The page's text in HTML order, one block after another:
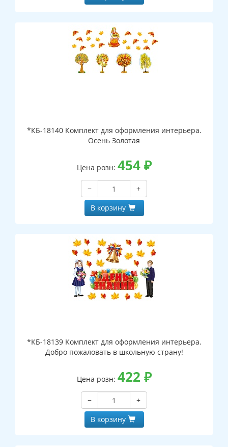
*КБ-18140 Комплект для оформления интерьера.
Осень Золотая
Цена розн: 454₽
−
+
В корзину
*КБ-18139 Комплект для оформления интерьера.
Добро пожаловать в школьную страну!
Цена розн: 422 ₽
−
+
В корзину